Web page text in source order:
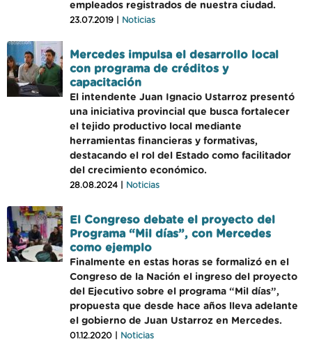
empleados registrados de nuestra ciudad.
23.07.2019 | Noticias
Mercedes impulsa el desarrollo local
con programa de créditos y
capacitación
El intendente Juan Ignacio Ustarroz presentó
una iniciativa provincial que busca fortalecer
el tejido productivo local mediante
herramientas financieras y formativas,
destacando el rol del Estado como facilitador
del crecimiento económico.
28.08.2024 | Noticias
El Congreso debate el proyecto del
Programa “Mil días”, con Mercedes
como ejemplo
Finalmente en estas horas se formalizó en el
Congreso de la Nación el ingreso del proyecto
del Ejecutivo sobre el programa “Mil días”,
propuesta que desde hace años lleva adelante
el gobierno de Juan Ustarroz en Mercedes.
01.12.2020 | Noticias